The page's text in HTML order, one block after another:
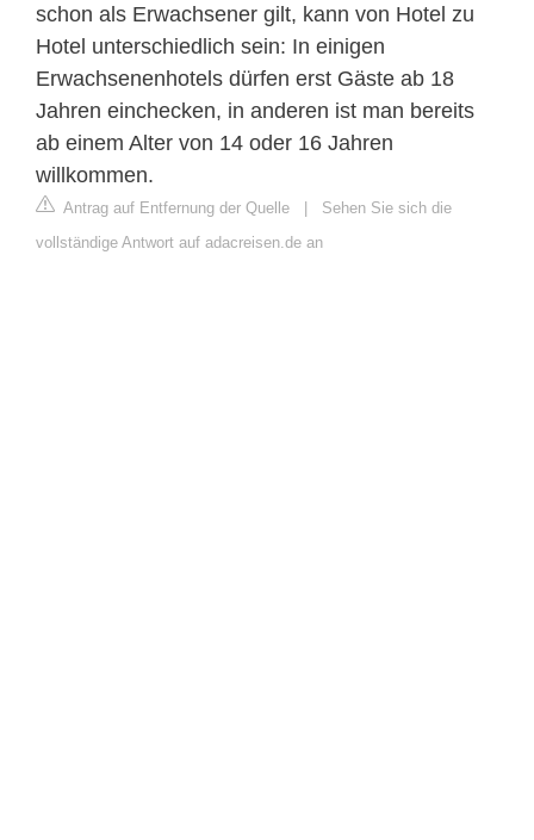
schon als Erwachsener gilt, kann von Hotel zu
Hotel unterschiedlich sein: In einigen
Erwachsenenhotels dürfen erst Gäste ab 18
Jahren einchecken, in anderen ist man bereits
ab einem Alter von 14 oder 16 Jahren
willkommen.
Antrag auf Entfernung der Quelle | Sehen Sie sich die
vollständige Antwort auf adacreisen.de an